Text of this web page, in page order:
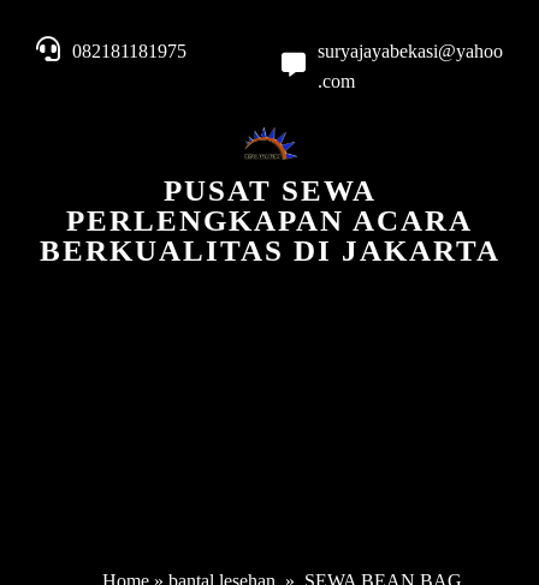
082181181975
suryajayabekasi@yahoo
.com
PUSAT SEWA
PERLENGKAPAN ACARA
BERKUALITAS DI JAKARTA